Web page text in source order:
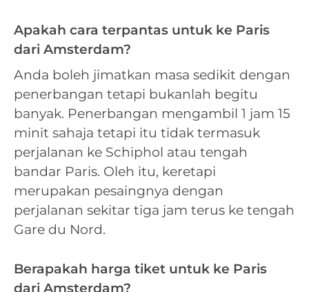
Apakah cara terpantas untuk ke Paris
dari Amsterdam?
Anda boleh jimatkan masa sedikit dengan
penerbangan tetapi bukanlah begitu
banyak. Penerbangan mengambil 1 jam 15
minit sahaja tetapi itu tidak termasuk
perjalanan ke Schiphol atau tengah
bandar Paris. Oleh itu, keretapi
merupakan pesaingnya dengan
perjalanan sekitar tiga jam terus ke tengah
Gare du Nord.
Berapakah harga tiket untuk ke Paris
dari Amsterdam?